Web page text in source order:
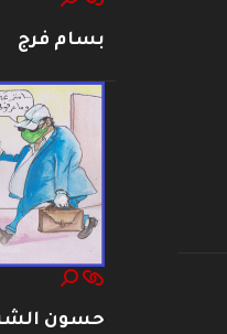
بسام فرج
حسون